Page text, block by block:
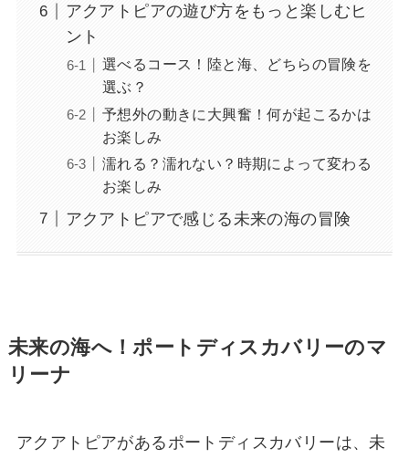
アクアトピアの遊び方をもっと楽しむヒ
ント
選べるコース！陸と海、どちらの冒険を
選ぶ？
予想外の動きに大興奮！何が起こるかは
お楽しみ
濡れる？濡れない？時期によって変わる
お楽しみ
アクアトピアで感じる未来の海の冒険
未来の海へ！ポートディスカバリーのマ
リーナ
アクアトピアがあるポートディスカバリーは、未